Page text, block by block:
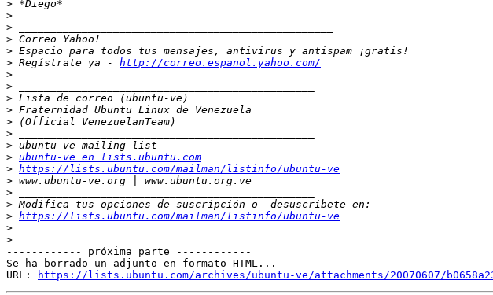
>
>
>
>
>
> Regístrate ya - http://correo.espanol.yahoo.com/
>
>
>
>
>
>
>
> ubuntu-ve en lists.ubuntu.com
> https://lists.ubuntu.com/mailman/listinfo/ubuntu-ve
>
>
>
> https://lists.ubuntu.com/mailman/listinfo/ubuntu-ve
>
>
------------ próxima parte ------------
Se ha borrado un adjunto en formato HTML...
URL:
https://lists.ubuntu.com/archives/ubuntu-ve/attachments/20070607/